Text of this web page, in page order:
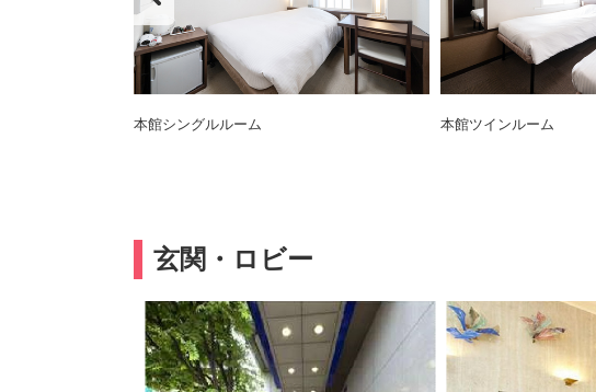
本館シングルルーム 本館ツインルーム
玄関・ロビー